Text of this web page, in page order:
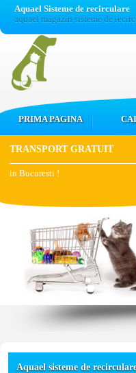
Aquael Sisteme de recirculare
aquael magazin sisteme de
PRIMA PAGINA
TRANSPORT GRATUIT
in Bucuresti !
Aquael sisteme de